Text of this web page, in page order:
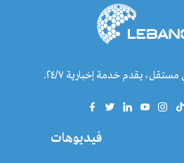
يقدم خدمة إخبارية ٢٤/٧.
فيديوهات